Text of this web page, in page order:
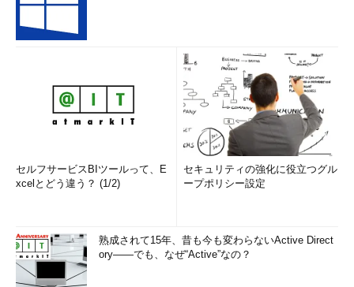
セルフサービスBIツールって、E
xcelとどう違う？ (1/2)
セキュリティの強化に役立つグル
ープポリシー設定
熟成されて15年、昔も今も変わらないActive Direct
ory――でも、なぜ“Active”なの？